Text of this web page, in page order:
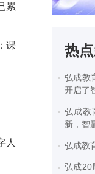
累
课
人
热
弘成教
开启了
弘成教
新，智
弘成教
弘成20